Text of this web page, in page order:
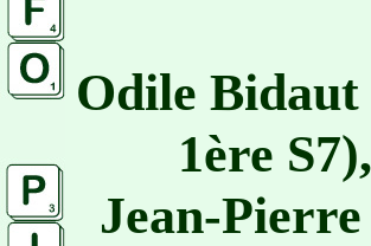
Odile Bidaut
1ère
Jean-